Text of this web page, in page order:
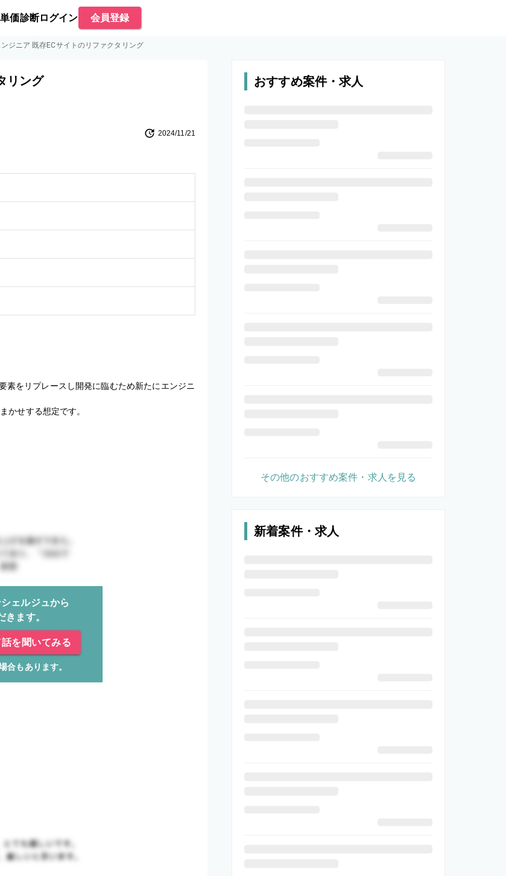
単価診断ログイン 会員登録
ンジニア 既存ECサイトのリファクタリング
リング
2024/11/21
素をリプレースし開発に臨むため新たにエンジニ
かせする想定です。
ェルジュから
きます。
を聞いてみる
合もあります。
おすすめ案件・求人
その他のおすすめ案件・求人を見る
新着案件・求人